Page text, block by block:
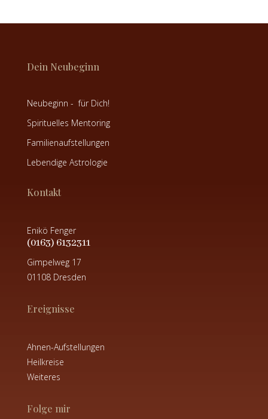
Dein Neubeginn
Neubeginn - für Dich!
Spirituelles Mentoring
Familienaufstellungen
Lebendige Astrologie
Kontakt
Enikö Fenger
(0163) 6132311
Gimpelweg 17
01108 Dresden
Ereignisse
Ahnen-Aufstellungen
Heilkreise
Weiteres
Folge mir